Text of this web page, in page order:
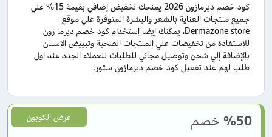
كود خصم ديرمازون 2026 يمنحك تخفيض إضافي بقيمة 15% علي
جميع منتجات العناية بالشعر والبشرة المتوفرة علي موقع
Dermazone store، يمكنك إيضا إستخدام كود خصم ديرما زون
للإستفادة من تخفيضات علي المنتجات الصحية وتبييض الإسنان
بالإضافة إلي شحن وتوصيل مجاني للطلبات للعملاء الجدد عند اول
طلب لهم عند تفعيل كود خصم ديرمازون ستور.
%50 خصم عرض الكوبون